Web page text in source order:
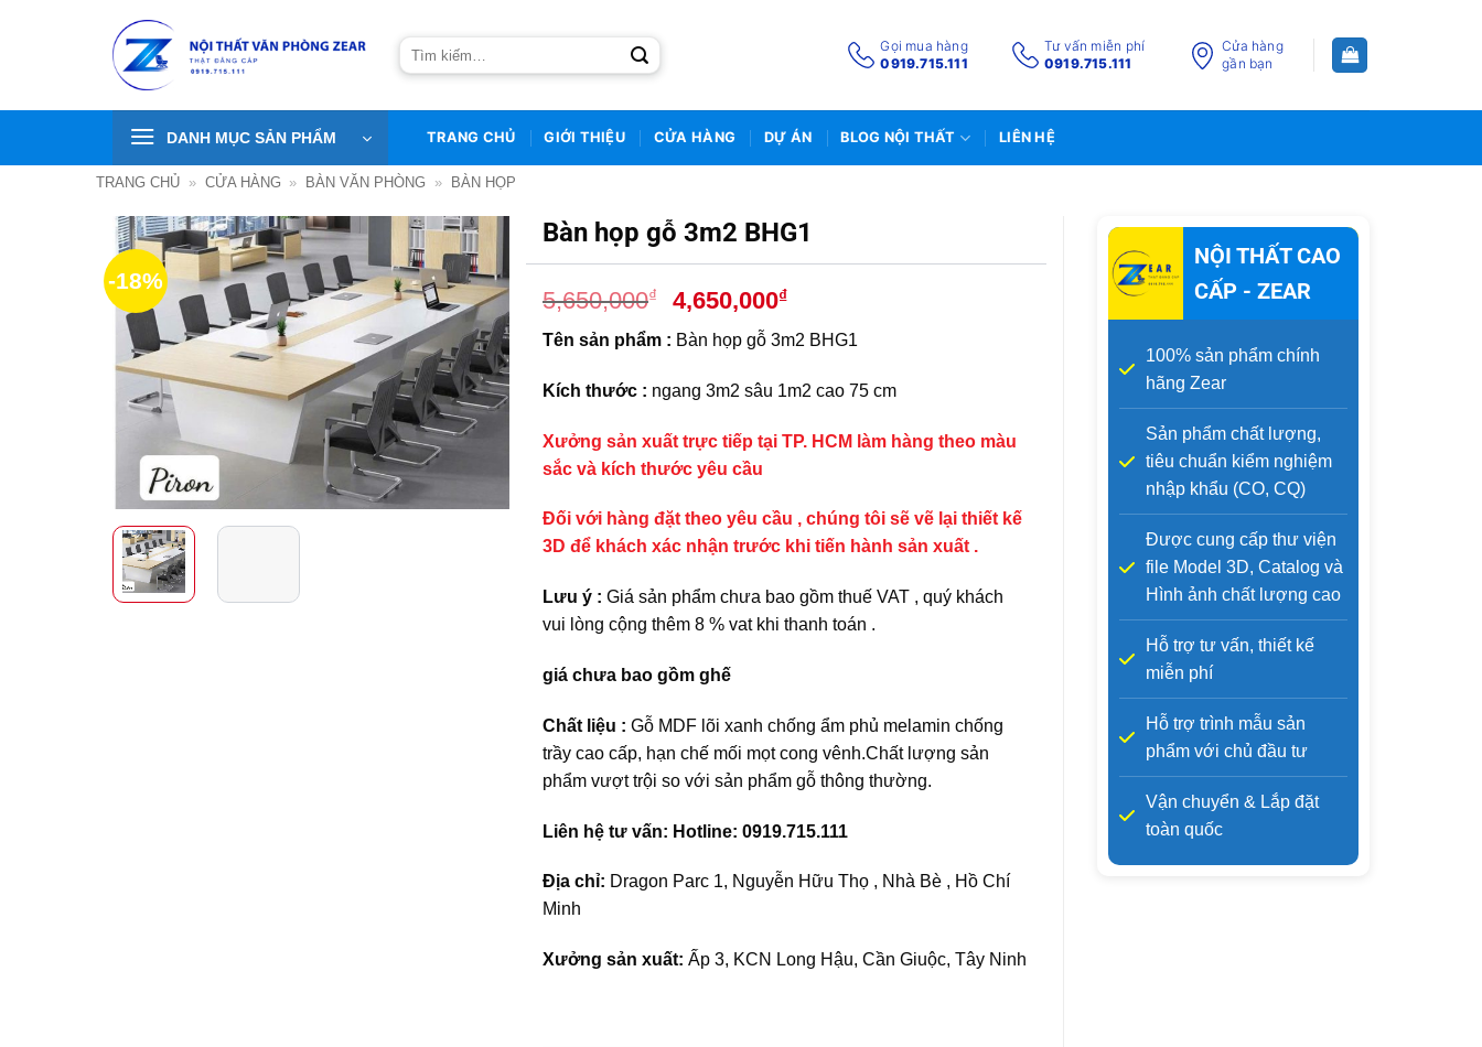
Tìm
kiếm:
Gọi mua hàng
0919.715.111
Tư vấn miễn phí
0919.715.111
Cửa hàng
gần bạn
DANH MỤC SẢN PHẨM TRANG CHỦ GIỚI THIỆU CỬA HÀNG DỰ ÁN BLOG NỘI THẤT LIÊN HỆ
TRANG CHỦ » CỬA HÀNG » BÀN VĂN PHÒNG » BÀN HỌP
-18%
Bàn họp gỗ 3m2 BHG1
5,650,000₫
Giá
gốc
là:
5,650,000₫.
4,650,000₫Giá
tại
là:
4,650,000₫.
Tên sản phẩm : Bàn họp gỗ 3m2 BHG1
Kích thước : ngang 3m2 sâu 1m2 cao 75 cm
Xưởng sản xuất trực tiếp tại TP. HCM làm hàng theo màu
sắc và kích thước yêu cầu
Đối với hàng đặt theo yêu cầu , chúng tôi sẽ vẽ lại thiết kế
3D để khách xác nhận trước khi tiến hành sản xuất .
Lưu ý : Giá sản phẩm chưa bao gồm thuế VAT , quý khách
vui lòng cộng thêm 8 % vat khi thanh toán .
giá chưa bao gồm ghế
Chất liệu : Gỗ MDF lõi xanh chống ẩm phủ melamin chống
trầy cao cấp, hạn chế mối mọt cong vênh.Chất lượng sản
phẩm vượt trội so với sản phẩm gỗ thông thường.
Liên hệ tư vấn: Hotline: 0919.715.111
Địa chỉ: Dragon Parc 1, Nguyễn Hữu Thọ , Nhà Bè , Hồ Chí
Minh
Xưởng sản xuất: Ấp 3, KCN Long Hậu, Cần Giuộc, Tây Ninh
NỘI THẤT CAO
CẤP - ZEAR
100% sản phẩm chính
hãng Zear
Sản phẩm chất lượng,
tiêu chuẩn kiểm nghiệm
nhập khẩu (CO, CQ)
Được cung cấp thư viện
file Model 3D, Catalog và
Hình ảnh chất lượng cao
Hỗ trợ tư vấn, thiết kế
miễn phí
Hỗ trợ trình mẫu sản
phẩm với chủ đầu tư
Vận chuyển & Lắp đặt
toàn quốc